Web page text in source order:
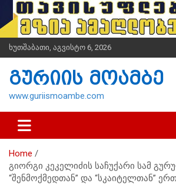
i
t
n
ხუთშაბათი, აგვისტო 6, 2026
გურიის მოამბე
www.guriismoambe.com
Home
გიორგი კეკელიძის საჩუქარი სამ
“შენმოქმედთან” და “სკაიტელთან”